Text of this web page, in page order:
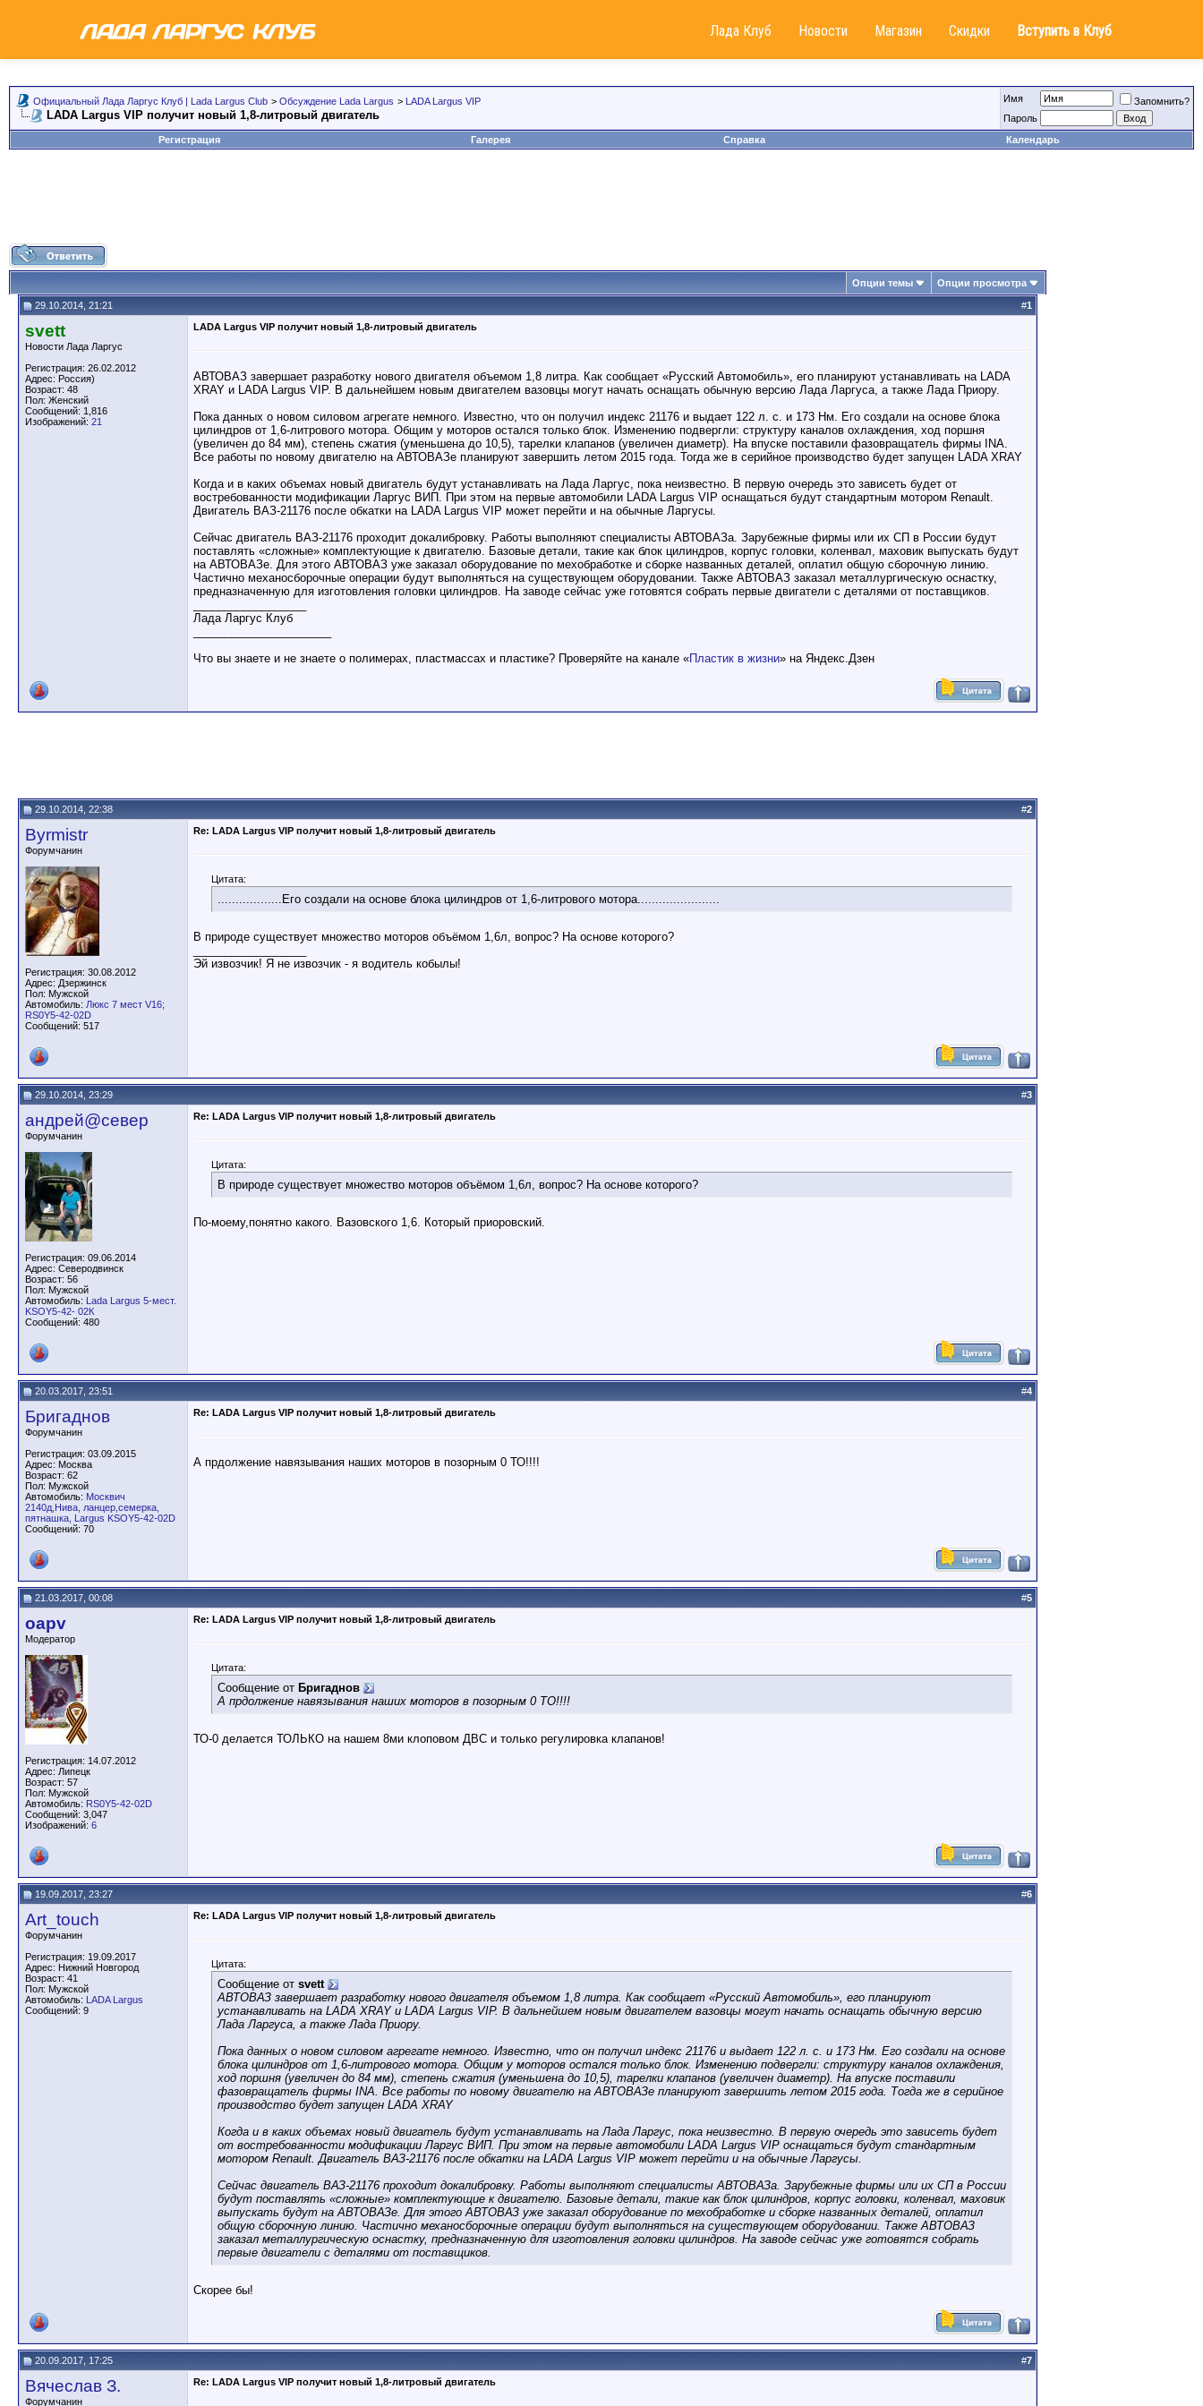
Лада Клуб Новости Магазин Скидки Вступить в Клуб
Официальный Лада Ларгус Клуб | Lada Largus Club > Обсуждение Lada Largus > LADA Largus VIP
LADA Largus VIP получит новый 1,8-литровый двигатель
Имя
Запомнить?
Пароль
Регистрация
Галерея Справка Календарь
Опции темы Опции просмотра
29.10.2014, 21:21 #1
svett
Новости Лада Ларгус
Регистрация: 26.02.2012
Адрес: Россия)
Возраст: 48
Пол: Женский
Сообщений: 1,816
Изображений: 21
LADA Largus VIP получит новый 1,8-литровый двигатель
АВТОВАЗ завершает разработку нового двигателя объемом 1,8 литра. Как сообщает «Русский Автомобиль», его планируют устанавливать на LADA
XRAY и LADA Largus VIP. В дальнейшем новым двигателем вазовцы могут начать оснащать обычную версию Лада Ларгуса, а также Лада Приору.
Пока данных о новом силовом агрегате немного. Известно, что он получил индекс 21176 и выдает 122 л. с. и 173 Нм. Его создали на основе блока
цилиндров от 1,6-литрового мотора. Общим у моторов остался только блок. Изменению подвергли: структуру каналов охлаждения, ход поршня
(увеличен до 84 мм), степень сжатия (уменьшена до 10,5), тарелки клапанов (увеличен диаметр). На впуске поставили фазовращатель фирмы INA.
Все работы по новому двигателю на АВТОВАЗе планируют завершить летом 2015 года. Тогда же в серийное производство будет запущен LADA XRAY
Когда и в каких объемах новый двигатель будут устанавливать на Лада Ларгус, пока неизвестно. В первую очередь это зависеть будет от
востребованности модификации Ларгус ВИП. При этом на первые автомобили LADA Largus VIP оснащаться будут стандартным мотором Renault.
Двигатель ВАЗ-21176 после обкатки на LADA Largus VIP может перейти и на обычные Ларгусы.
Сейчас двигатель ВАЗ-21176 проходит докалибровку. Работы выполняют специалисты АВТОВАЗа. Зарубежные фирмы или их СП в России будут
поставлять «сложные» комплектующие к двигателю. Базовые детали, такие как блок цилиндров, корпус головки, коленвал, маховик выпускать будут
на АВТОВАЗе. Для этого АВТОВАЗ уже заказал оборудование по мехобработке и сборке названных деталей, оплатил общую сборочную линию.
Частично механосборочные операции будут выполняться на существующем оборудовании. Также АВТОВАЗ заказал металлургическую оснастку,
предназначенную для изготовления головки цилиндров. На заводе сейчас уже готовятся собрать первые двигатели с деталями от поставщиков.
Лада Ларгус Клуб
Что вы знаете и не знаете о полимерах, пластмассах и пластике? Проверяйте на канале «Пластик в жизни» на Яндекс.Дзен
29.10.2014, 22:38 #2
Byrmistr
Форумчанин
Регистрация: 30.08.2012
Адрес: Дзержинск
Пол: Мужской
Автомобиль: Люкс 7 мест V16;
RS0Y5-42-02D
Сообщений: 517
Re: LADA Largus VIP получит новый 1,8-литровый двигатель
Цитата:
..................Его создали на основе блока цилиндров от 1,6-литрового мотора.......................
В природе существует множество моторов объёмом 1,6л, вопрос? На основе которого?
Эй извозчик! Я не извозчик - я водитель кобылы!
29.10.2014, 23:29 #3
андрей@север
Форумчанин
Регистрация: 09.06.2014
Адрес: Северодвинск
Возраст: 56
Пол: Мужской
Автомобиль: Lada Largus 5-мест.
KSOY5-42- 02К
Сообщений: 480
Re: LADA Largus VIP получит новый 1,8-литровый двигатель
Цитата:
В природе существует множество моторов объёмом 1,6л, вопрос? На основе которого?
По-моему,понятно какого. Вазовского 1,6. Который приоровский.
20.03.2017, 23:51 #4
Бригаднов
Форумчанин
Регистрация: 03.09.2015
Адрес: Москва
Возраст: 62
Пол: Мужской
Автомобиль: Москвич
2140д,Нива, ланцер,семерка,
пятнашка, Largus KSOY5-42-02D
Сообщений: 70
Re: LADA Largus VIP получит новый 1,8-литровый двигатель
А прдолжение навязывания наших моторов в позорным 0 ТО!!!!
21.03.2017, 00:08 #5
oapv
Модератор
Регистрация: 14.07.2012
Адрес: Липецк
Возраст: 57
Пол: Мужской
Автомобиль: RS0Y5-42-02D
Сообщений: 3,047
Изображений: 6
Re: LADA Largus VIP получит новый 1,8-литровый двигатель
Цитата:
Сообщение от Бригаднов
А прдолжение навязывания наших моторов в позорным 0 ТО!!!!
ТО-0 делается ТОЛЬКО на нашем 8ми клоповом ДВС и только регулировка клапанов!
19.09.2017, 23:27 #6
Art_touch
Форумчанин
Регистрация: 19.09.2017
Адрес: Нижний Новгород
Возраст: 41
Пол: Мужской
Автомобиль: LADA Largus
Сообщений: 9
Re: LADA Largus VIP получит новый 1,8-литровый двигатель
Цитата:
Сообщение от svett
АВТОВАЗ завершает разработку нового двигателя объемом 1,8 литра. Как сообщает «Русский Автомобиль», его планируют
устанавливать на LADA XRAY и LADA Largus VIP. В дальнейшем новым двигателем вазовцы могут начать оснащать обычную версию
Лада Ларгуса, а также Лада Приору.
Пока данных о новом силовом агрегате немного. Известно, что он получил индекс 21176 и выдает 122 л. с. и 173 Нм. Его создали на основе
блока цилиндров от 1,6-литрового мотора. Общим у моторов остался только блок. Изменению подвергли: структуру каналов охлаждения,
ход поршня (увеличен до 84 мм), степень сжатия (уменьшена до 10,5), тарелки клапанов (увеличен диаметр). На впуске поставили
фазовращатель фирмы INA. Все работы по новому двигателю на АВТОВАЗе планируют завершить летом 2015 года. Тогда же в серийное
производство будет запущен LADA XRAY
Когда и в каких объемах новый двигатель будут устанавливать на Лада Ларгус, пока неизвестно. В первую очередь это зависеть будет
от востребованности модификации Ларгус ВИП. При этом на первые автомобили LADA Largus VIP оснащаться будут стандартным
мотором Renault. Двигатель ВАЗ-21176 после обкатки на LADA Largus VIP может перейти и на обычные Ларгусы.
Сейчас двигатель ВАЗ-21176 проходит докалибровку. Работы выполняют специалисты АВТОВАЗа. Зарубежные фирмы или их СП в России
будут поставлять «сложные» комплектующие к двигателю. Базовые детали, такие как блок цилиндров, корпус головки, коленвал, маховик
выпускать будут на АВТОВАЗе. Для этого АВТОВАЗ уже заказал оборудование по мехобработке и сборке названных деталей, оплатил
общую сборочную линию. Частично механосборочные операции будут выполняться на существующем оборудовании. Также АВТОВАЗ
заказал металлургическую оснастку, предназначенную для изготовления головки цилиндров. На заводе сейчас уже готовятся собрать
первые двигатели с деталями от поставщиков.
Скорее бы!
20.09.2017, 17:25 #7
Вячеслав З.
Форумчанин
Re: LADA Largus VIP получит новый 1,8-литровый двигатель